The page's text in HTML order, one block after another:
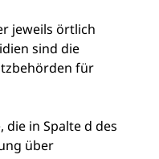
jeweils örtlich
sind die
für
die in Spalte d des
über